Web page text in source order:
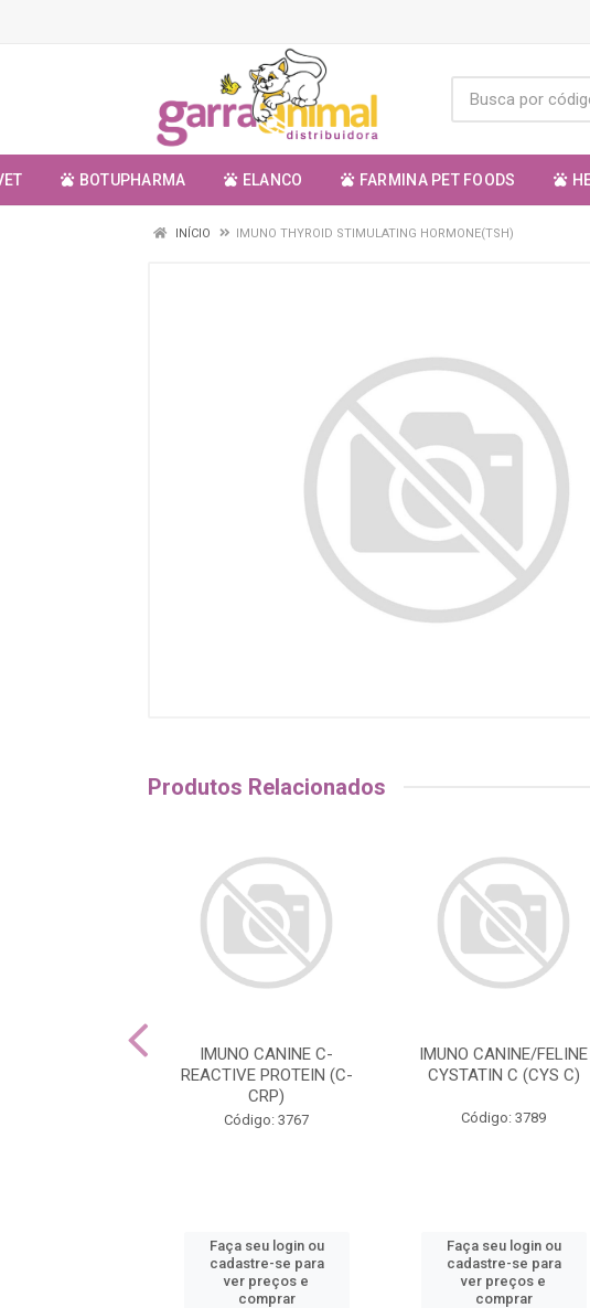
BOTUPHARMA ELANCO FARMINA PET FOODS
INÍCIO IMUNO THYROID STIMULATING HORMONE(TSH)
Produtos Relacionados
IMUNO CANINE C-
REACTIVE PROTEIN (C-
CRP)
Código: 3767
Faça seu login ou
cadastre-se para
ver preços e
comprar
IMUNO CANINE/FELINE
CYSTATIN C (CYS C)
Código: 3789
Faça seu login ou
cadastre-se para
ver preços e
comprar